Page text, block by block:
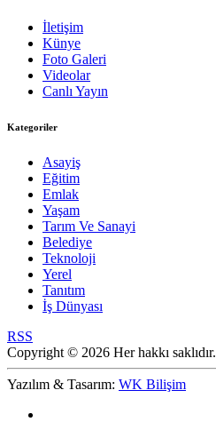
İletişim
Künye
Foto Galeri
Videolar
Canlı Yayın
Kategoriler
Asayiş
Eğitim
Emlak
Yaşam
Tarım Ve Sanayi
Belediye
Teknoloji
Yerel
Tanıtım
İş Dünyası
RSS
Copyright © 2026 Her hakkı saklıdır.
Yazılım & Tasarım: WK Bilişim